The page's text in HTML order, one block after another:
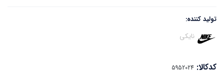
تولید کننده:
نایکی
کدکالا: